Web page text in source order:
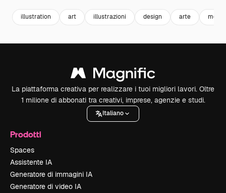
illustration art illustrazioni design arte mobili
La piattaforma creativa per realizzare i tuoi migliori lavori. Oltre
1 milione di abbonati tra creativi, imprese, agenzie e studi.
Italiano
Prodotti
Spaces
Assistente IA
Generatore di immagini IA
Generatore di video IA